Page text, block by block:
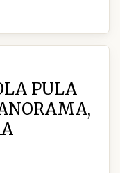
PULA